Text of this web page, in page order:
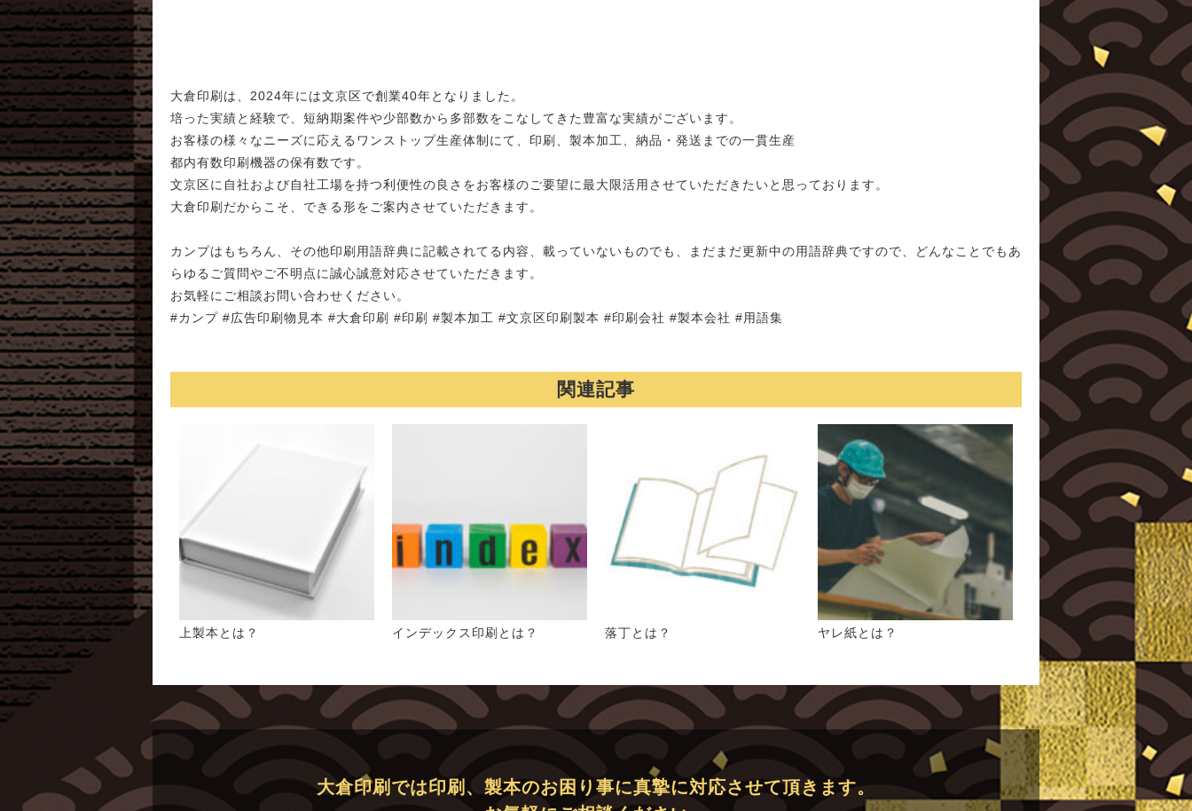
大倉印刷は、2024年には文京区で創業40年となりました。
培った実績と経験で、短納期案件や少部数から多部数をこなしてきた豊富な実績がございます。
お客様の様々なニーズに応えるワンストップ生産体制にて、印刷、製本加工、納品・発送までの一貫生産
都内有数印刷機器の保有数です。
文京区に自社および自社工場を持つ利便性の良さをお客様のご要望に最大限活用させていただきたいと思っております。
大倉印刷だからこそ、できる形をご案内させていただきます。
カンプはもちろん、その他印刷用語辞典に記載されてる内容、載っていないものでも、まだまだ更新中の用語辞典ですので、どんなことでもあ
らゆるご質問やご不明点に誠心誠意対応させていただきます。
お気軽にご相談お問い合わせください。
#カンプ #広告印刷物見本 #大倉印刷 #印刷 #製本加工 #文京区印刷製本 #印刷会社 #製本会社 #用語集
関連記事
上製本とは？ インデックス印刷とは？ 落丁とは？ ヤレ紙とは？
大倉印刷では印刷、製本のお困り事に真摯に対応させて頂きます。